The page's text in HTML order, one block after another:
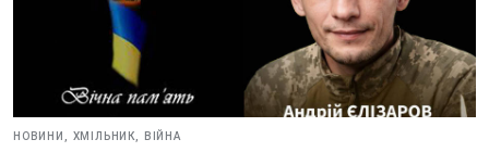
НОВИНИ, ХМІЛЬНИК, ВІЙНА